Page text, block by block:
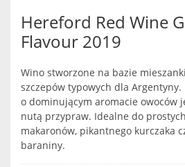
Hereford Red Wine
Flavour 2019
Wino stworzone na bazie
szczepów typowych dla Argentyny.
o dominującym aromacie owoców
nutą przypraw. Idealne do
makaronów, pikantnego kurczaka
baraniny.